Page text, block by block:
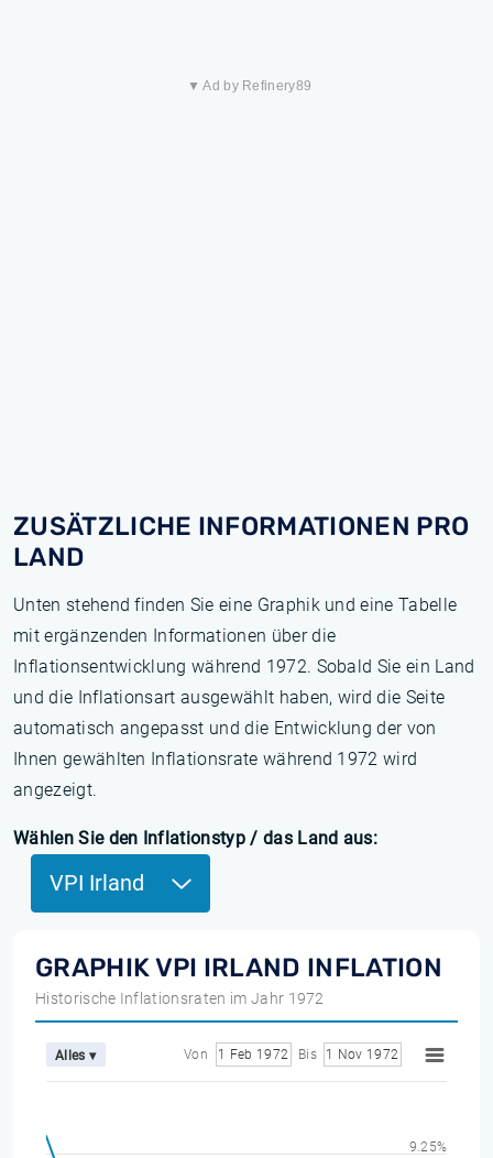
▼ Ad by Refinery89
ZUSÄTZLICHE INFORMATIONEN PRO
LAND
Unten stehend finden Sie eine Graphik und eine Tabelle
mit ergänzenden Informationen über die
Inflationsentwicklung während 1972. Sobald Sie ein Land
und die Inflationsart ausgewählt haben, wird die Seite
automatisch angepasst und die Entwicklung der von
Ihnen gewählten Inflationsrate während 1972 wird
angezeigt.
Wählen Sie den Inflationstyp / das Land aus:
VPI Irland
GRAPHIK VPI IRLAND INFLATION
Historische Inflationsraten im Jahr 1972
Alles ▾ Von 1 Feb 1972 Bis 1 Nov 1972
9.25%